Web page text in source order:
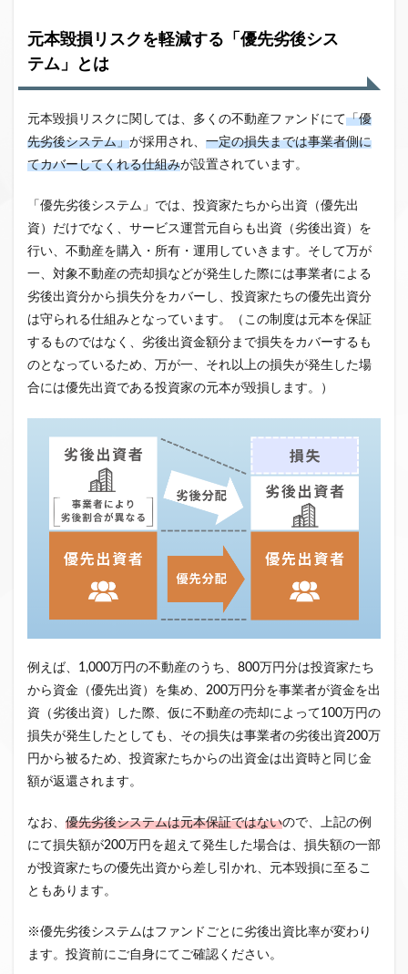
元本毀損リスクを軽減する「優先劣後シス
テム」とは
元本毀損リスクに関しては、多くの不動産ファンドにて「優
先劣後システム」が採用され、 一定の損失までは事業者側に
てカバーしてくれる仕組みが設置されています。
「優先劣後システム」では、投資家たちから出資（優先出
資）だけでなく、サービス運営元自らも出資（劣後出資）を
行い、不動産を購入・所有・運用していきます。そして万が
一、対象不動産の売却損などが発生した際には事業者による
劣後出資分から損失分をカバーし、投資家たちの優先出資分
は守られる仕組みとなっています。（この制度は元本を保証
するものではなく、劣後出資金額分まで損失をカバーするも
のとなっているため、万が一、それ以上の損失が発生した場
合には優先出資である投資家の元本が毀損します。）
例えば、1,000万円の不動産のうち、800万円分は投資家たち
から資金（優先出資）を集め、200万円分を事業者が資金を出
資（劣後出資）した際、仮に不動産の売却によって100万円の
損失が発生したとしても、その損失は事業者の劣後出資200万
円から被るため、投資家たちからの出資金は出資時と同じ金
額が返還されます。
なお、 優先劣後システムは元本保証ではないので、上記の例
にて損失額が200万円を超えて発生した場合は、損失額の一部
が投資家たちの優先出資から差し引かれ、元本毀損に至るこ
ともあります。
※優先劣後システムはファンドごとに劣後出資比率が変わり
ます。投資前にご自身にてご確認ください。